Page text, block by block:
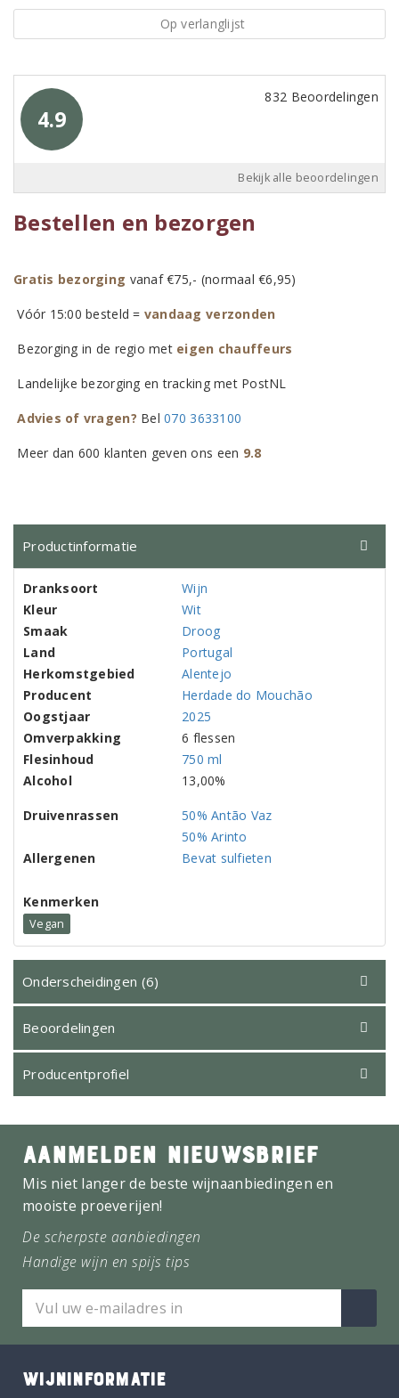
Op verlanglijst
4.9
832 Beoordelingen
Bekijk alle beoordelingen
Bestellen en bezorgen
Gratis bezorging vanaf €75,- (normaal €6,95)
Vóór 15:00 besteld = vandaag verzonden
Bezorging in de regio met eigen chauffeurs
Landelijke bezorging en tracking met PostNL
Advies of vragen? Bel070 3633100
Meer dan 600 klanten geven ons een 9.8
Productinformatie
Dranksoort
Wijn
Kleur
Wit
Smaak
Droog
Land
Portugal
Herkomstgebied
Alentejo
Producent
Herdade do Mouchão
Oogstjaar
2025
Omverpakking
6 flessen
Flesinhoud
750 ml
Alcohol
13,00%
Druivenrassen
50% Antão Vaz
50% Arinto
Allergenen
Bevat sulfieten
Kenmerken
Vegan
Onderscheidingen (6)
Beoordelingen
Producentprofiel
AANMELDEN NIEUWSBRIEF
Mis niet langer de beste wijnaanbiedingen en
mooiste proeverijen!
De scherpste aanbiedingen
Handige wijn en spijs tips
WIJNINFORMATIE